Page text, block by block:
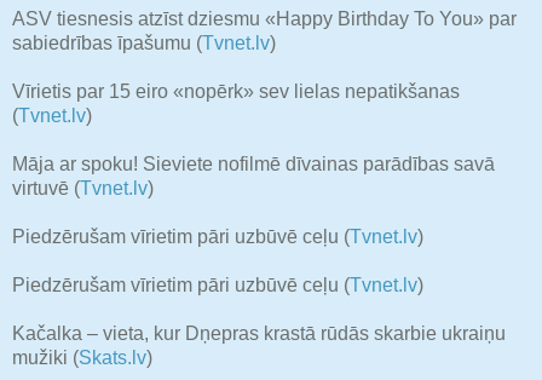
ASV tiesnesis atzīst dziesmu «Happy Birthday To You» par
sabiedrības īpašumu (Tvnet.lv)
Vīrietis par 15 eiro «nopērk» sev lielas nepatikšanas
(Tvnet.lv)
Māja ar spoku! Sieviete nofilmē dīvainas parādības savā
virtuvē (Tvnet.lv)
Piedzērušam vīrietim pāri uzbūvē ceļu (Tvnet.lv)
Piedzērušam vīrietim pāri uzbūvē ceļu (Tvnet.lv)
Kačalka – vieta, kur Dņepras krastā rūdās skarbie ukraiņu
mužiki (Skats.lv)